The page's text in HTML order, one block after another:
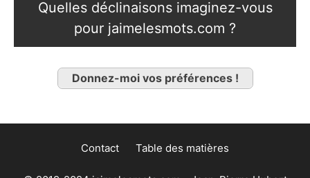
Quelles déclinaisons imaginez-vous
pour jaimelesmots.com ?
Donnez-moi vos préférences !
Contact Table des matières